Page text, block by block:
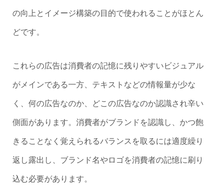
の向上とイメージ構築の目的で使われることがほとん
どです。
これらの広告は消費者の記憶に残りやすいビジュアル
がメインである一方、テキストなどの情報量が少な
く、何の広告なのか、どこの広告なのか認識され辛い
側面があります。消費者がブランドを認識し、かつ飽
きることなく覚えられるバランスを取るには適度繰り
返し露出し、ブランド名やロゴを消費者の記憶に刷り
込む必要があります。